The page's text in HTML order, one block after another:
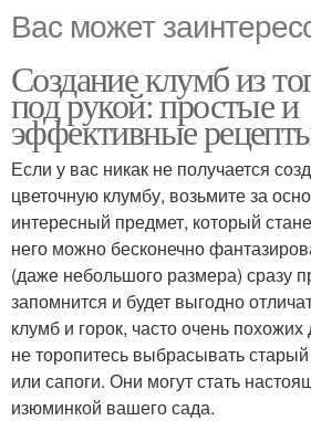
Вас может
Создание клумб из
под рукой: простые и
эффективные
Если у вас никак не получается
цветочную клумбу, возьмите за
интересный предмет, который
него можно бесконечно
(даже небольшого размера) сразу
запомнится и будет выгодно
клумб и горок, часто очень похожих
не торопитесь выбрасывать
или сапоги. Они могут стать
изюминкой вашего сада.